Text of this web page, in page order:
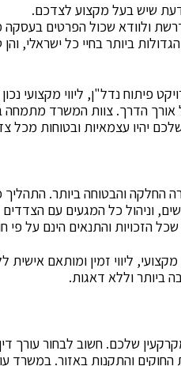
שיש בעל מקצוע לצדכם.
ולוודא שכול הפרטים בעסקה
ביותר בחיי כל ישראלי, והן
פיתוח נדל"ן, ליווי מקצועי נכון
הדרך. צוות המשרד מתמחה
יהיו עצמאיות ובטוחות מכל
החלקה והבטוחה ביותר. התהליך
וניהול כל המגעים עם הצדדים
הזכויות והתנאים הינם על פי
ליווי זמין ומותאם אישית
ביותר וללא דאגות.
שלכם. חשוב לבחור עורך דין
החוקים והתקנות באזור. במשרד